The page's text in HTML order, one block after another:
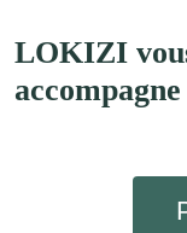
LOKIZI
accompagne